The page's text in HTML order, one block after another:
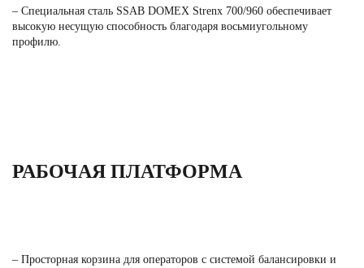
– Специальная сталь SSAB DOMEX Strenx 700/960 обеспечивает
высокую несущую способность благодаря восьмиугольному
профилю.
РАБОЧАЯ ПЛАТФОРМА
– Просторная корзина для операторов с системой балансировки и